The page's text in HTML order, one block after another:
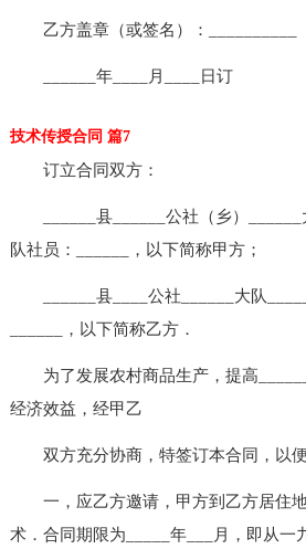
乙方盖章（或签名）：__________
______年____月____日订
技术传授合同 篇7
订立合同双方：
______县______公社（乡）______
队社员：______，以下简称甲方；
______县____公社______大队
______，以下简称乙方．
为了发展农村商品生产，提高
经济效益，经甲乙
双方充分协商，特签订本合同，以便
一，应乙方邀请，甲方到乙方居住地
术．合同期限为_____年___月，即从一